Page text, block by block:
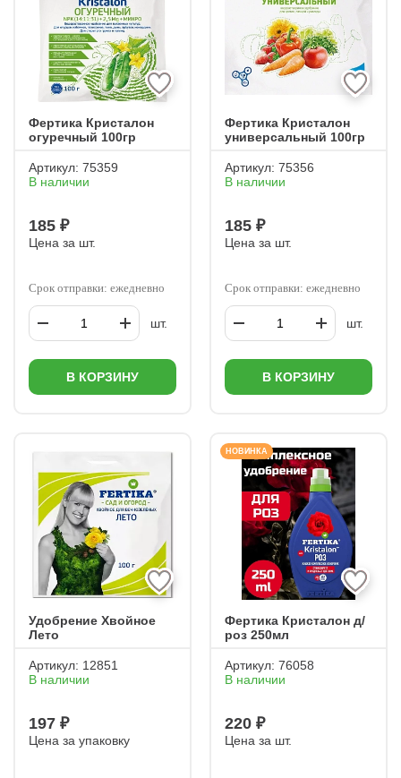
Фертика Кристалон
огуречный 100гр
Артикул: 75359
В наличии
185 ₽
Цена за шт.
Срок отправки: ежедневно
шт.
В КОРЗИНУ
Фертика Кристалон
универсальный 100гр
Артикул: 75356
В наличии
185 ₽
Цена за шт.
Срок отправки: ежедневно
шт.
В КОРЗИНУ
Удобрение Хвойное
Лето
Артикул: 12851
В наличии
197 ₽
Цена за упаковку
НОВИНКА
Фертика Кристалон д/
роз 250мл
Артикул: 76058
В наличии
220 ₽
Цена за шт.